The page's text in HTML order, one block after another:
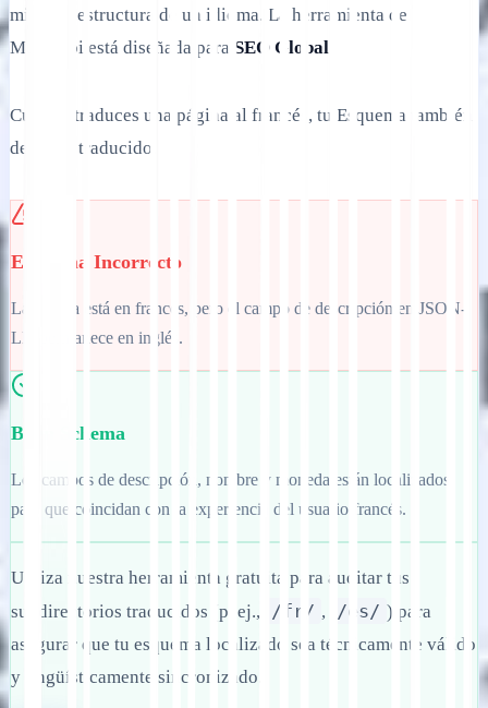
miran la estructura de un idioma. La herramienta de
MultiLipi está diseñada para SEO Global
Cuando traduces una página al francés, tu Esquema también
debe ser traducido.
Esquema Incorrecto
La página está en francés, pero el campo de descripción en JSON-
LD permanece en inglés.
Buen Schema
Los campos de descripción, nombre y moneda están localizados
para que coincidan con la experiencia del usuario francés.
Utiliza nuestra herramienta gratuita para auditar tus
subdirectorios traducidos (p. ej.,
/fr/ , /es/ ) para
asegurar que tu esquema localizado sea técnicamente válido
y lingüísticamente sincronizado.